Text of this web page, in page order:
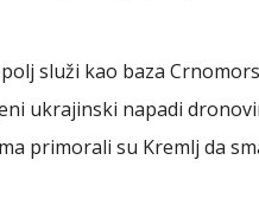
služi kao baza
ukrajinski napadi
primorali su Kremlj da